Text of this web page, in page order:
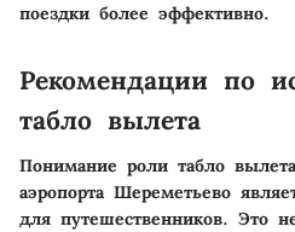
поездки более эффективно.
Рекомендации по
табло вылета
Понимание роли табло
аэропорта Шереметьево
для путешественников. Это